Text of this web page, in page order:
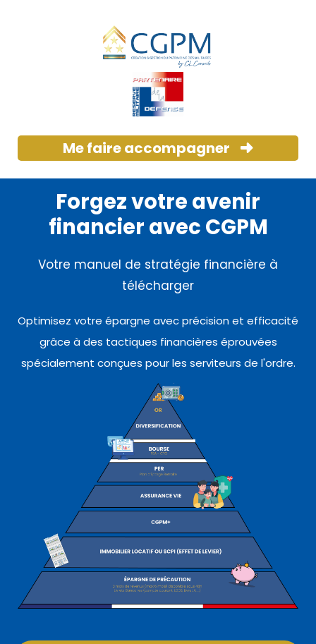
Me faire accompagner
Forgez votre avenir
financier avec CGPM
Votre manuel de stratégie financière à
télécharger
Optimisez votre épargne avec précision et efficacité
grâce à des tactiques financières éprouvées
spécialement conçues pour les serviteurs de l'ordre.